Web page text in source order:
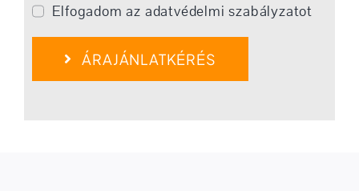
Elfogadom az adatvédelmi szabályzatot
ÁRAJÁNLATKÉRÉS